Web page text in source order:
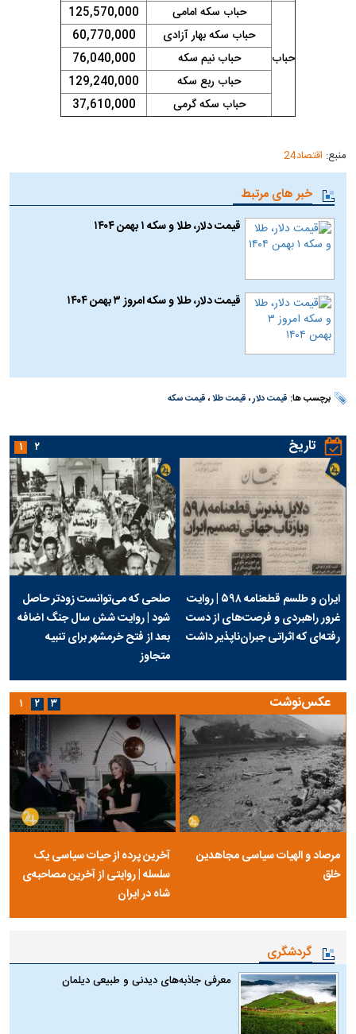
حباب
حباب سکه امامی
125,570,000
حباب سکه بهار آزادی
60,770,000
حباب نیم سکه
76,040,000
حباب ربع سکه
129,240,000
حباب سکه گرمی
37,610,000
منبع: اقتصاد24
خبر های مرتبط
قیمت دلار، طلا و سکه ۱ بهمن ۱۴۰۴
قیمت دلار، طلا و سکه امروز ۳ بهمن ۱۴۰۴
برچسب ها: قیمت دلار، قیمت طلا، قیمت سکه
تاریخ
ایران و طلسم قطعنامه ۵۹۸ | روایت
غرور راهبردی و فرصت‌های از دست
رفته‌ای که اثراتی جبران‌ناپذیر داشت
صلحی که می‌توانست زودتر حاصل
شود | روایت شش سال جنگ اضافه
بعد از فتح خرمشهر برای تنبیه
متجاوز
۱ ۲
عکس‌نوشت
مرصاد و الهیات سیاسی مجاهدین
خلق
آخرین پرده از حیات سیاسی یک
سلسله | روایتی از آخرین مصاحبه‌ی
شاه در ایران
۱ ۲ ۳
گردشگری
معرفی جاذبه‌های دیدنی و طبیعی دیلمان